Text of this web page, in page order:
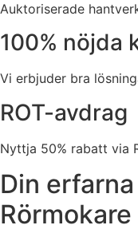
Auktoriserade
100% nöjda
Vi erbjuder bra
ROT-avdrag
Nyttja 50% rabatt via
Din